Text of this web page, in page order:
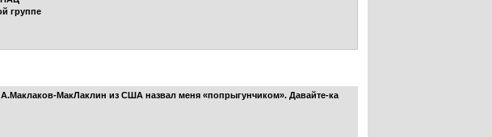
группе
МакЛаклин из США назвал меня «попрыгунчиком». Давайте-ка